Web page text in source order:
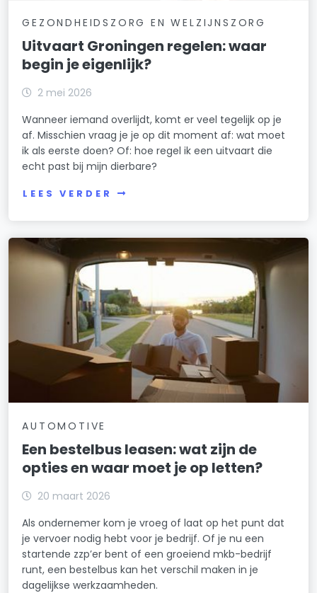
GEZONDHEIDSZORG EN WELZIJNSZORG
Uitvaart Groningen regelen: waar
begin je eigenlijk?
2 mei 2026
Wanneer iemand overlijdt, komt er veel tegelijk op je
af. Misschien vraag je je op dit moment af: wat moet
ik als eerste doen? Of: hoe regel ik een uitvaart die
echt past bij mijn dierbare?
LEES VERDER
AUTOMOTIVE
Een bestelbus leasen: wat zijn de
opties en waar moet je op letten?
20 maart 2026
Als ondernemer kom je vroeg of laat op het punt dat
je vervoer nodig hebt voor je bedrijf. Of je nu een
startende zzp’er bent of een groeiend mkb-bedrijf
runt, een bestelbus kan het verschil maken in je
dagelijkse werkzaamheden.